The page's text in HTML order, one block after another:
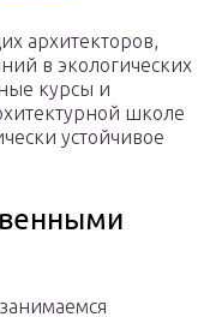
архитекторов,
в экологических
курсы и
школе
устойчивое